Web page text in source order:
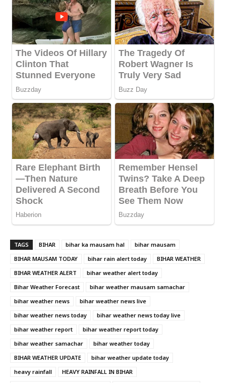
TAGS BIHAR bihar ka mausam hal
bihar mausam
BIHAR MAUSAM TODAY
bihar rain alert today
BIHAR WEATHER
BIHAR WEATHER ALERT
bihar weather alert today
Bihar Weather Forecast
bihar weather mausam samachar
bihar weather news
bihar weather news live
bihar weather news today
bihar weather news today live
bihar weather report
bihar weather report today
bihar weather samachar
bihar weather today
BIHAR WEATHER UPDATE
bihar weather update today
heavy rainfall
HEAVY RAINFALL IN BIHAR